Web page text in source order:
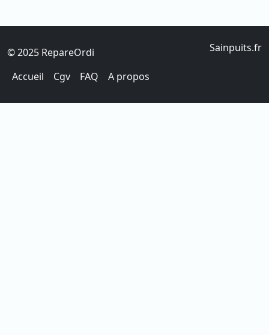
© 2025 RepareOrdi Sainpuits.fr
Accueil Cgv FAQ A propos